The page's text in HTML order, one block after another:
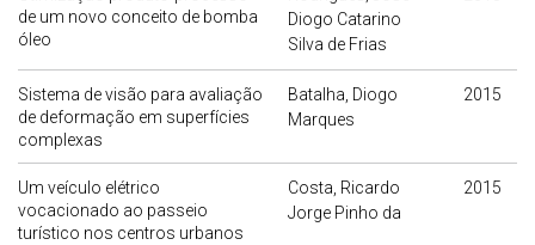
de um novo conceito de bomba
óleo
Diogo Catarino
Silva de Frias
Sistema de visão para avaliação
de deformação em superfícies
complexas
Batalha, Diogo
Marques
2015
Um veículo elétrico
vocacionado ao passeio
turístico nos centros urbanos
Costa, Ricardo
Jorge Pinho da
2015